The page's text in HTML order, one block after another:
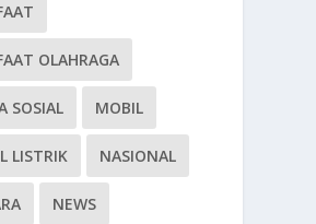
OLAHRAGA
SOSIAL MOBIL
LISTRIK NASIONAL
NEWS